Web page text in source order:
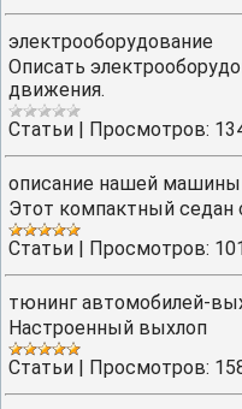
электрооборудование
Описать
движения.
Cтатьи | Просмотров:
описание нашей машины
Этот компактный седан
Cтатьи | Просмотров:
тюнинг автомобилей-
Настроенный выхлоп
Cтатьи | Просмотров: